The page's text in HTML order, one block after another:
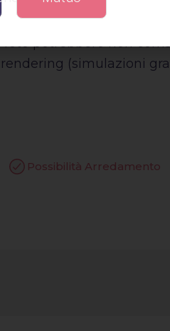
sono ritenute veritiere
potrebbero non
(simulazioni
Possibilità Arredamento